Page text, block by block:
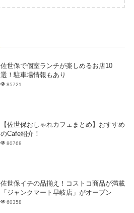
佐世保で個室ランチが楽しめるお店10
選！駐車場情報もあり
85721
【佐世保おしゃれカフェまとめ】おすすめ
のCafe紹介！
80768
佐世保イチの品揃え！コストコ商品が満載
「ジャンクマート早岐店」がオープン
60358